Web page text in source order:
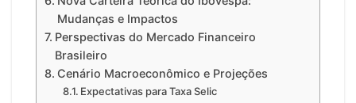
Mudanças e Impactos
Perspectivas do Mercado Financeiro
Brasileiro
Cenário Macroeconômico e Projeções
Expectativas para Taxa Selic